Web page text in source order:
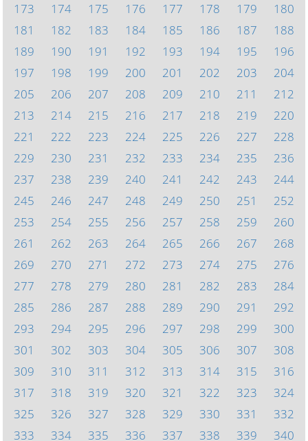
173
174 175 176 177 178 179
180
181
182 183 184 185 186 187
188
189
190 191 192 193 194 195
196
197
198 199 200 201 202 203
204
205
206 207 208 209 210 211
212
213
214 215 216 217 218 219
220
221
222 223 224 225 226 227
228
229
230 231 232 233 234 235
236
237
238 239 240 241 242 243
244
245
246 247 248 249 250 251
252
253
254 255 256 257 258 259
260
261
262 263 264 265 266 267
268
269
270 271 272 273 274 275
276
277
278 279 280 281 282 283
284
285
286 287 288 289 290 291
292
293
294 295 296 297 298 299
300
301
302 303 304 305 306 307
308
309
310 311 312 313 314 315
316
317
318 319 320 321 322 323
324
325
326 327 328 329 330 331
332
333
334 335 336 337 338 339 340